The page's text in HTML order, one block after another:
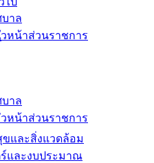
บาล
หน้าส่วนราชการ
และสิ่งแวดล้อม
และงบประมาณ
บาล
หน้าส่วนราชการ
มนตรีเมืองอ่างศิลา พร้อม
ำนวยการกองการศึกษา และ
มืองอ่างศิลา ร่วมต้อนรับคณะ
ลากร องค์การบริหารส่วน
าคร จังหวัดสมุทรสาคร นำ
องค์การบริหารส่วนตำบล
ดูงานด้านการส่งเสริมการ
ะประวัติศาสตร์ ณ พิพิธภัณฑ์